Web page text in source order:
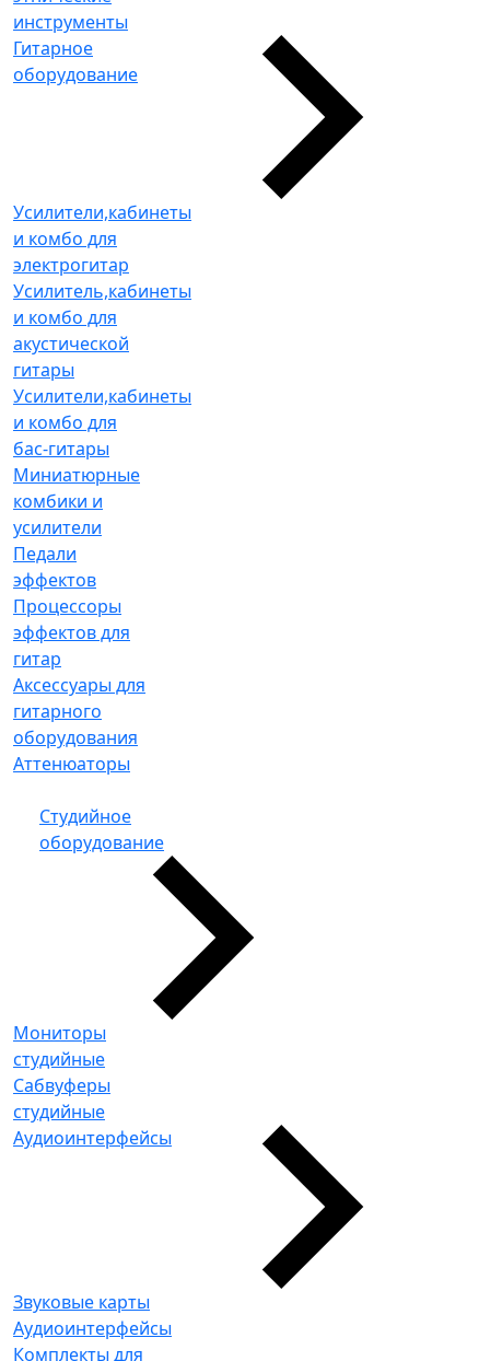
инструменты
Гитарное
оборудование
Усилители,кабинеты
и комбо для
электрогитар
Усилитель,кабинеты
и комбо для
акустической
гитары
Усилители,кабинеты
и комбо для
бас-гитары
Миниатюрные
комбики и
усилители
Педали
эффектов
Процессоры
эффектов для
гитар
Аксессуары для
гитарного
оборудования
Аттенюаторы
Студийное
оборудование
Мониторы
студийные
Сабвуферы
студийные
Аудиоинтерфейсы
Звуковые карты
Аудиоинтерфейсы
Комплекты для